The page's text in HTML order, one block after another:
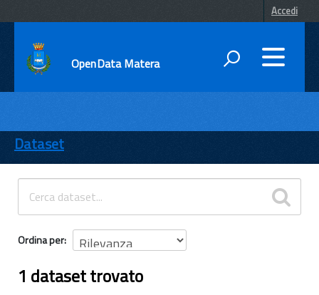
Accedi
OpenData Matera
ENTI
TEMI
INFORMAZIONI
Dataset
Ordina per
1 dataset trovato